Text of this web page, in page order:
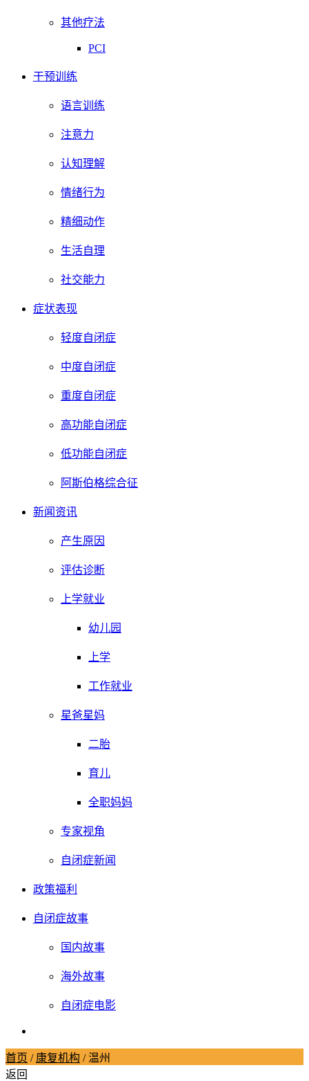
其他疗法
PCI
干预训练
语言训练
注意力
认知理解
情绪行为
精细动作
生活自理
社交能力
症状表现
轻度自闭症
中度自闭症
重度自闭症
高功能自闭症
低功能自闭症
阿斯伯格综合征
新闻资讯
产生原因
评估诊断
上学就业
幼儿园
上学
工作就业
星爸星妈
二胎
育儿
全职妈妈
专家视角
自闭症新闻
政策福利
自闭症故事
国内故事
海外故事
自闭症电影
首页 / 康复机构 / 温州
返回